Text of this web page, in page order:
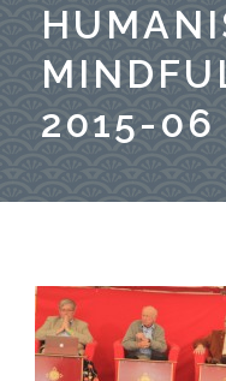
2015-06